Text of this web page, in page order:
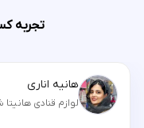
تجربه
هانیه اناری
لوازم قنادی